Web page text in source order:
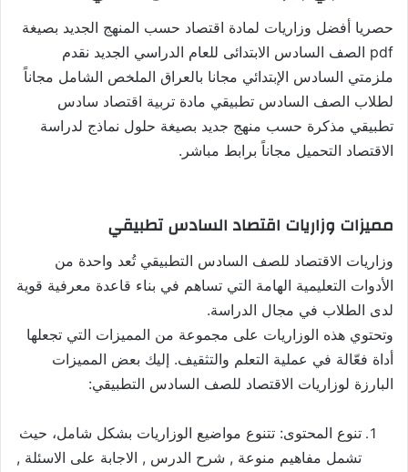
حصريا أفضل وزاريات لمادة اقتصاد حسب المنهج الجديد بصيغة
pdf الصف السادس الابتدائى للعام الدراسي الجديد نقدم
ملزمتي السادس الإبتدائي مجانا بالعراق الملخص الشامل مجاناً
لطلاب الصف السادس تطبيقي مادة تربية اقتصاد سادس
تطبيقي مذكرة حسب منهج جديد بصيغة حلول نماذج لدراسة
الاقتصاد التحميل مجاناً برابط مباشر.
مميزات وزاريات اقتصاد السادس تطبيقي
وزاريات الاقتصاد للصف السادس التطبيقي تُعد واحدة من
الأدوات التعليمية الهامة التي تساهم في بناء قاعدة معرفية قوية
لدى الطلاب في مجال الدراسة.
وتحتوي هذه الوزاريات على مجموعة من المميزات التي تجعلها
أداة فعّالة في عملية التعلم والتثقيف. إليك بعض المميزات
البارزة لوزاريات الاقتصاد للصف السادس التطبيقي:
تنوع المحتوى: تتنوع مواضيع الوزاريات بشكل شامل، حيث
تشمل مفاهيم منوعة , شرح الدرس , الاجابة على الاسئلة ,